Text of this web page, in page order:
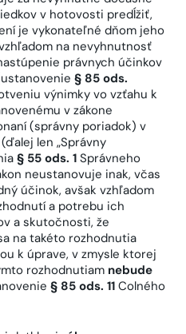
v hotovosti predĺžiť,
je vykonateľné dňom jeho
na nevyhnutnosť
právnych účinkov
§ 85 ods.
výnimky vo vzťahu k
v zákone
(správny poriadok) v
len „Správny
§ 55 ods. 1 Správneho
neustanovuje inak, včas
účinok, avšak vzhľadom
a potrebu ich
a skutočnosti, že
na takéto rozhodnutia
k úprave, v zmysle ktorej
rozhodnutiam nebude
§ 85 ods. 11 Colného